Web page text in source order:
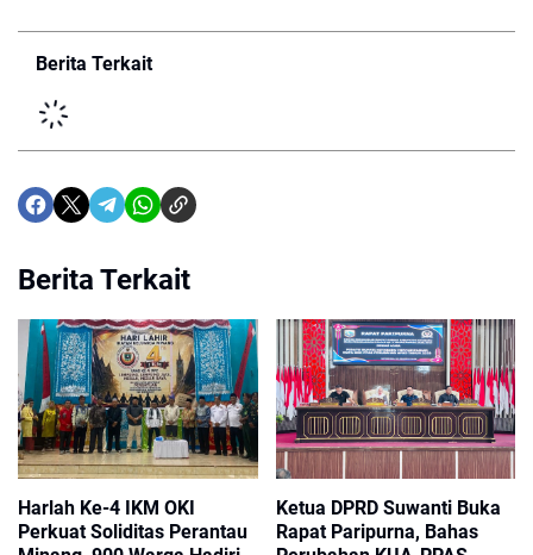
Berita Terkait
Berita Terkait
Harlah Ke-4 IKM OKI
Perkuat Soliditas Perantau
Ketua DPRD Suwanti Buka
Rapat Paripurna, Bahas